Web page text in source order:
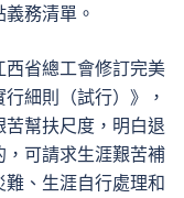
務清單。
西省總工會修訂完美
細則（試行）》，
幫扶尺度，明白退
可請求生涯艱苦補
、生涯自行處理和